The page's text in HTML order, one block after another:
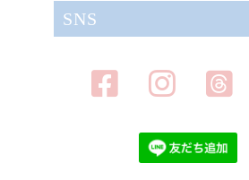
SNS